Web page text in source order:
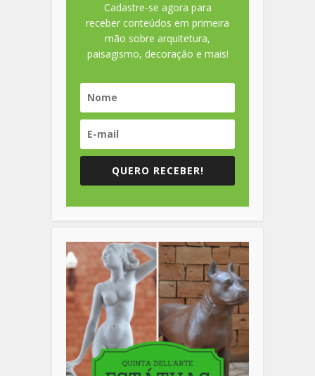
Cadastre-se agora para
receber conteúdos em primeira
mão sobre arquitetura,
paisagismo, decoração e mais!
QUERO RECEBER!